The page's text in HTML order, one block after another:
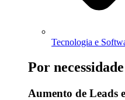
Tecnologia e
Por necessidade
Aumento de Leads